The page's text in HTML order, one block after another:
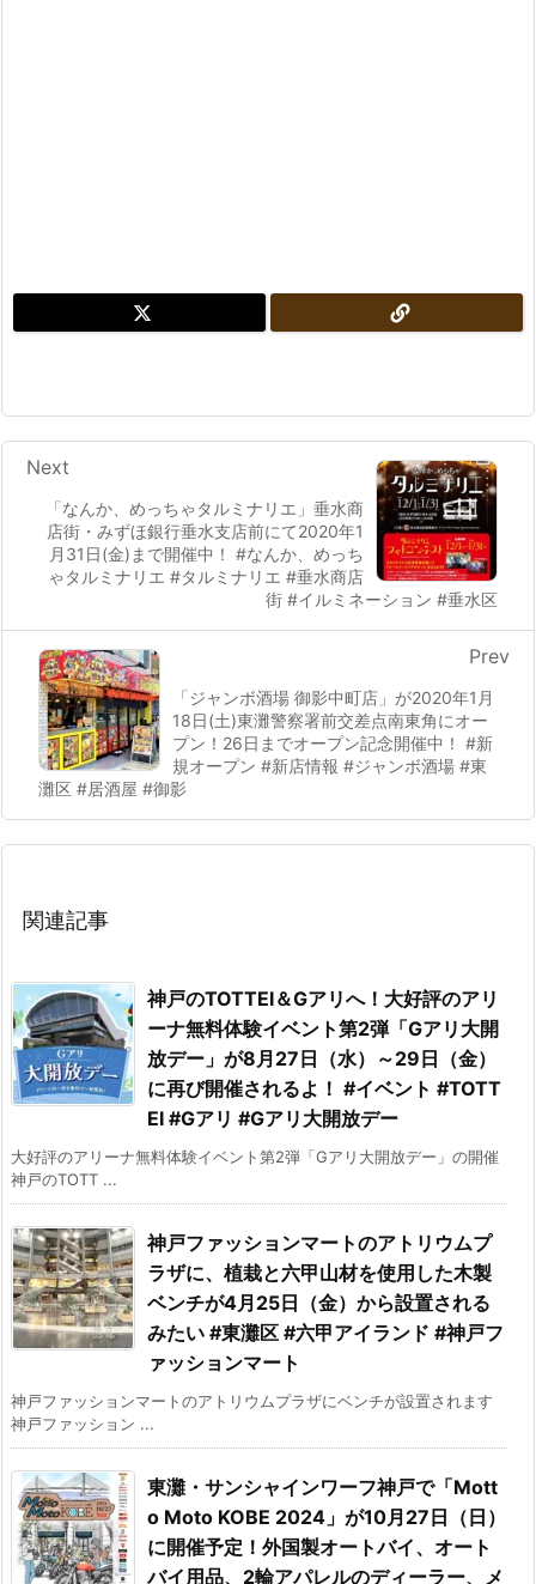
「なんか、めっちゃタルミナリエ」垂水商
店街・みずほ銀行垂水支店前にて2020年1
月31日(金)まで開催中！ #なんか、めっち
ゃタルミナリエ #タルミナリエ #垂水商店
街 #イルミネーション #垂水区
Next
「ジャンボ酒場 御影中町店」が2020年1月
18日(土)東灘警察署前交差点南東角にオー
プン！26日までオープン記念開催中！ #新
規オープン #新店情報 #ジャンボ酒場 #東
灘区 #居酒屋 #御影
Prev
関連記事
神戸のTOTTEI＆Gアリへ！大好評のアリ
ーナ無料体験イベント第2弾「Gアリ大開
放デー」が8月27日（水）～29日（金）
に再び開催されるよ！ #イベント #TOTT
EI #Gアリ #Gアリ大開放デー
大好評のアリーナ無料体験イベント第2弾「Gアリ大開放デー」の開催
神戸のTOTT ...
神戸ファッションマートのアトリウムプ
ラザに、植栽と六甲山材を使用した木製
ベンチが4月25日（金）から設置される
みたい #東灘区 #六甲アイランド #神戸フ
ァッションマート
神戸ファッションマートのアトリウムプラザにベンチが設置されます
神戸ファッション ...
東灘・サンシャインワーフ神戸で「Mott
o Moto KOBE 2024」が10月27日（日）
に開催予定！外国製オートバイ、オート
バイ用品、2輪アパレルのディーラー、メ